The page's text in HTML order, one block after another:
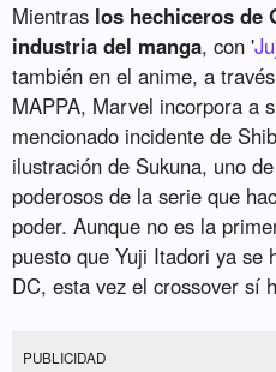
Mientras los hechiceros de
industria del manga, con '
también en el anime, a
MAPPA, Marvel incorpora a
mencionado incidente de
ilustración de Sukuna, uno
poderosos de la serie que
poder. Aunque no es la
puesto que Yuji Itadori ya se
DC, esta vez el crossover sí
PUBLICIDAD